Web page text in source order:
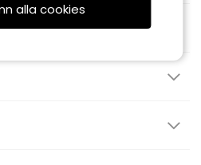
alla cookies